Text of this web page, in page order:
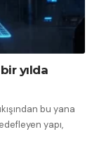
yılda
bu yana
yapı,